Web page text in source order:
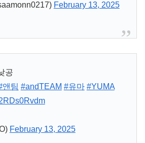
February 13, 2025
공
앤팀 #andTEAM #유마 #YUMA
February 13, 2025